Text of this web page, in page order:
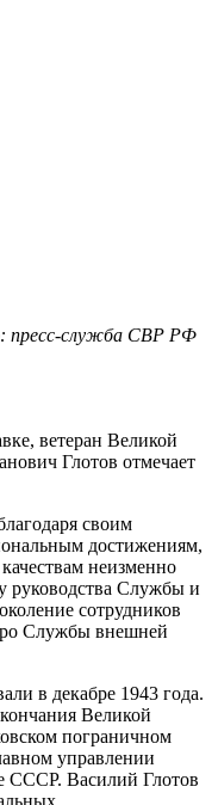
пресс-служба СВР РФ
ветеран Великой
Глотов отмечает
своим
достижениям,
неизменно
руководства Службы и
сотрудников
Службы внешней
в декабре 1943 года.
Великой
пограничном
управлении
СССР. Василий Глотов